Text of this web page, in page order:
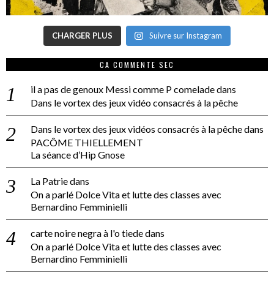
CHARGER PLUS Suivre sur Instagram
CA COMMENTE SEC
il a pas de genoux Messi comme P comeladedans
Dans le vortex des jeux vidéo consacrés à la pêche
Dans le vortex des jeux vidéos consacrés à la pêchedans
PACÔME THIELLEMENT
La séance d’Hip Gnose
La Patriedans
On a parlé Dolce Vita et lutte des classes avec
Bernardino Femminielli
carte noire negra à l'o tiededans
On a parlé Dolce Vita et lutte des classes avec
Bernardino Femminielli